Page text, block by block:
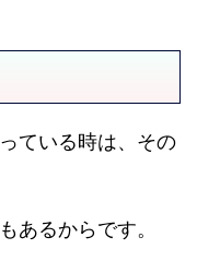
ている時は、その
あるからです。